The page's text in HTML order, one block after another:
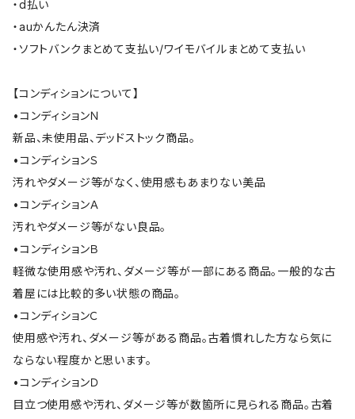
・d払い
・auかんたん決済
・ソフトバンクまとめて支払い/ワイモバイルまとめて支払い
【コンディションについて】
•コンディションＮ
新品、未使用品、デッドストック商品。
•コンディションＳ
汚れやダメージ等がなく、使用感もあまりない美品
•コンディションＡ
汚れやダメージ等がない良品。
•コンディションＢ
軽微な使用感や汚れ、ダメージ等が一部にある商品。一般的な古
着屋には比較的多い状態の商品。
•コンディションＣ
使用感や汚れ、ダメージ等がある商品。古着慣れした方なら気に
ならない程度かと思います。
•コンディションＤ
目立つ使用感や汚れ、ダメージ等が数箇所に見られる商品。古着